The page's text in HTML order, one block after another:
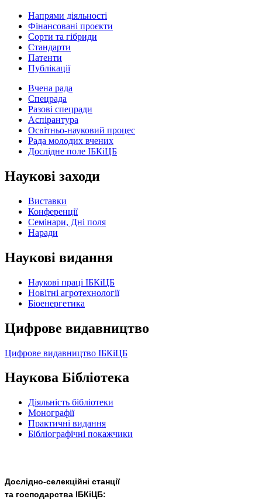
Напрями діяльності
Фінансовані проєкти
Сорти та гібриди
Стандарти
Патенти
Публікації
Вчена рада
Спецрада
Разові спецради
Аспірантура
Освітньо-науковий процес
Рада молодих вчених
Дослідне поле ІБКіЦБ
Наукові заходи
Виставки
Конференції
Семінари, Дні поля
Наради
Наукові видання
Наукові праці ІБКіЦБ
Новітні агротехнології
Бiоенергетика
Цифрове видавництво
Цифрове видавництво ІБКіЦБ
Наукова Бібліотека
Діяльність бібліотеки
Монографії
Практичні видання
Бібліографічні покажчики
Дослідно-селекційні станції
та господарства ІБКіЦБ: